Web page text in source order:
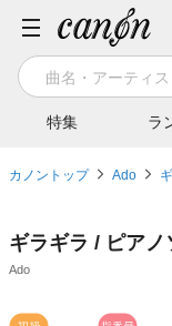
特集 ラ
カノントップ Ado
ギラギラ / ピアノ
Ado